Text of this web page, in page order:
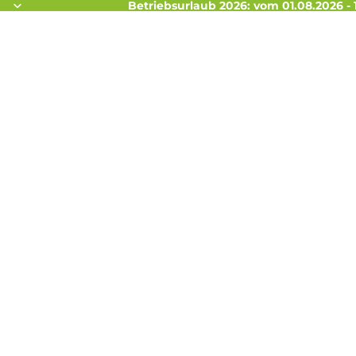
Betriebsurlaub 2026: vom 01.08.2026 -